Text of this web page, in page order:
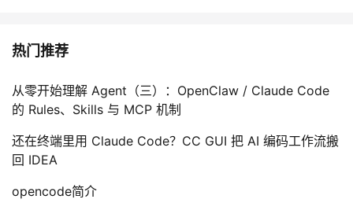
热门推荐
从零开始理解 Agent（三）：OpenClaw / Claude Code
的 Rules、Skills 与 MCP 机制
还在终端里用 Claude Code？CC GUI 把 AI 编码工作流搬
回 IDEA
opencode简介